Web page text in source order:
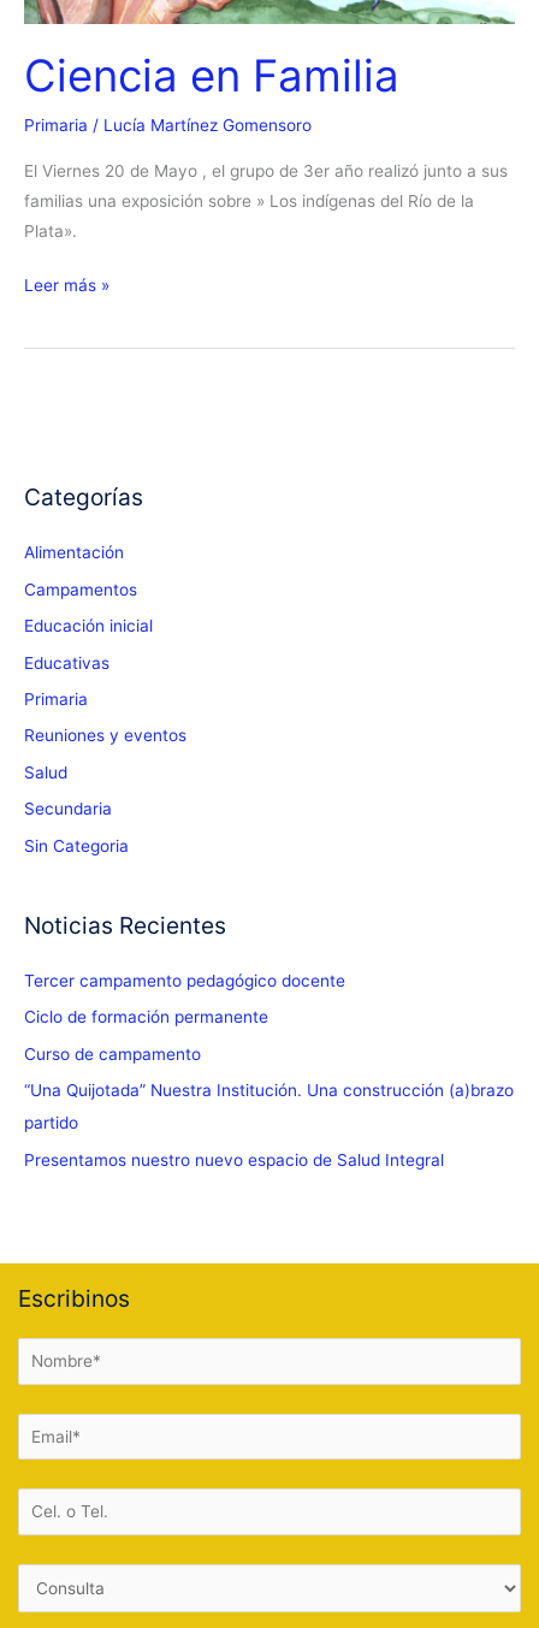
Ciencia en Familia
Primaria / Lucía Martínez Gomensoro
El Viernes 20 de Mayo , el grupo de 3er año realizó junto a sus
familias una exposición sobre » Los indígenas del Río de la
Plata».
Ciencia
Familia
Leer más »
Categorías
Alimentación
Campamentos
Educación inicial
Educativas
Primaria
Reuniones y eventos
Salud
Secundaria
Sin Categoria
Noticias Recientes
Tercer campamento pedagógico docente
Ciclo de formación permanente
Curso de campamento
“Una Quijotada” Nuestra Institución. Una construcción (a)brazo
partido
Presentamos nuestro nuevo espacio de Salud Integral
Escribinos